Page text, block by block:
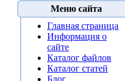
Меню сайта
Главная страница
Информация о
сайте
Каталог файлов
Каталог статей
Блог